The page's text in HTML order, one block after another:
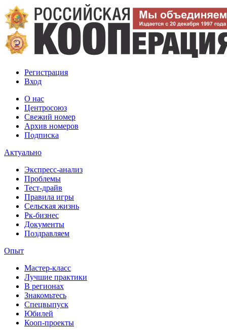
Регистрация
Вход
О нас
Центросоюз
Свежий номер
Архив номеров
Подписка
Актуально
Экспресс-анализ
Проблемы
Тест-драйв
Правила игры
Сельская жизнь
Рк-бизнес
Документы
Поздравляем
Опыт
Мастер-класс
Лучшие практики
В регионах
Знакомьтесь
Спецвыпуск
Юбилей
Кооп-проекты